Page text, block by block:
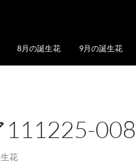
8月の誕生花 9月の誕生花
008
花